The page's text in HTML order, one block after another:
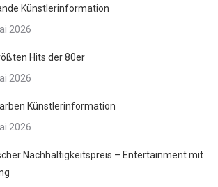
Künstlerinformation
2026
Hits der 80er
2026
Künstlerinformation
2026
Nachhaltigkeitspreis – Entertainment mit